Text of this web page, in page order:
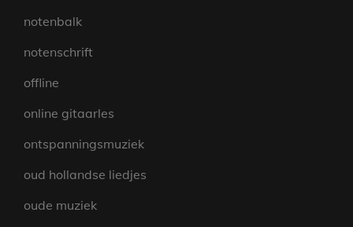
notenbalk
notenschrift
offline
online gitaarles
ontspanningsmuziek
oud hollandse liedjes
oude muziek